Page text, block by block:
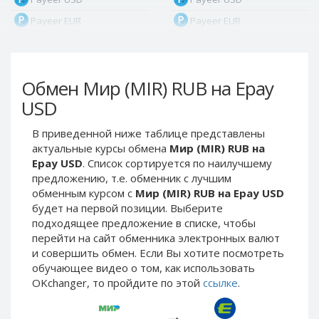
Обмен Мир (MIR) RUB на Epay
USD
В приведенной ниже таблице представлены
актуальные курсы обмена Мир (MIR) RUB на
Epay USD. Список сортируется по наилучшему
предложению, т.е. обменник с лучшим
обменным курсом с Мир (MIR) RUB на Epay USD
будет на первой позиции. Выберите
подходящее предложение в списке, чтобы
перейти на сайт обменника электронных валют
и совершить обмен. Если Вы хотите посмотреть
обучающее видео о том, как использовать
OKchanger, то пройдите по этой ссылке.
Payeer EUR
Payeer Tether ERC20
(USDT)
Payeer UAH
ЮMoney RUB
ЮMoney KZT
PayPal USD
PayPal EUR
PayPal GBP
PayPal CAD
PayPal AUD
PayPal RUB
Payeer EUR
Payeer Tether ERC20
(USDT)
ЮMoney RUB
ЮMoney KZT
PayPal USD
PayPal EUR
PayPal GBP
PayPal CAD
PayPal AUD
PayPal RUB
PayPal CZK